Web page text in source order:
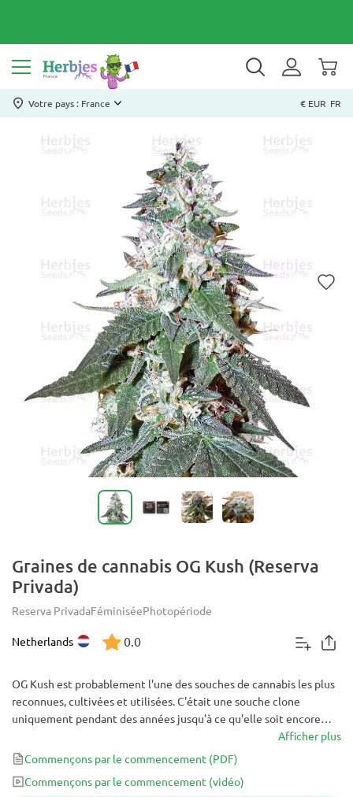
Votre pays : France € EUR FR
Graines de cannabis OG Kush (Reserva
Privada)
Reserva PrivadaFéminiséePhotopériode
Netherlands 0.0
OG Kush est probablement l'une des souches de cannabis les plus
reconnues, cultivées et utilisées. C'était une souche clone
uniquement pendant des années jusqu'à ce qu'elle soit encore
stabilisée et transformée en graines féminisées par Reserva
Privada. Cet hybride primé est définitivement un incontournable.
Afficher plus
Commençons par le commencement (PDF)
Commençons par le commencement (vidéo)